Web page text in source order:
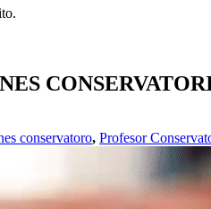
conservatoro, Profesor